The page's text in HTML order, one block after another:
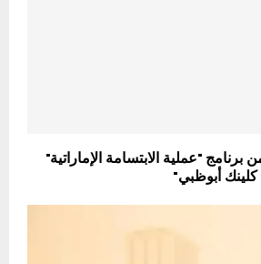
برنامج "عملية الابتسامة الإماراتية"
كلينك أبوظبي"